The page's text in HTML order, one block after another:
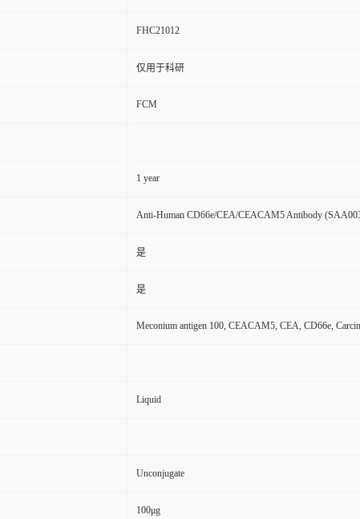
FHC21012
仅用于科研
FCM
1 year
Anti-Human CD66e/CEA/CEACAM5 Antibody
是
是
Meconium antigen 100, CEACAM5, CEA, CD66e,
Liquid
Unconjugate
100μg